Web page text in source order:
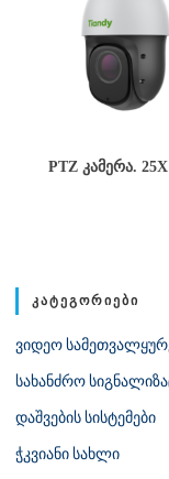
PTZ ᲙᲐᲛᲔᲠᲐ. 25X
ᲙᲐᲢᲔᲒᲝᲠᲘᲔᲑᲘ
ვიდეო
სახანძრო
დაშვების სისტემები
ჭკვიანი სახლი